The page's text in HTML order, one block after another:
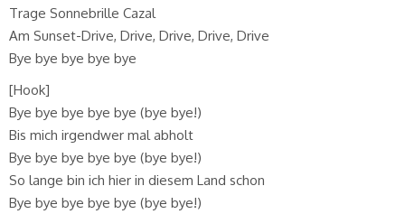
Trage Sonnebrille Cazal
Am Sunset-Drive, Drive, Drive, Drive, Drive
Bye bye bye bye bye
[Hook]
Bye bye bye bye bye (bye bye!)
Bis mich irgendwer mal abholt
Bye bye bye bye bye (bye bye!)
So lange bin ich hier in diesem Land schon
Bye bye bye bye bye (bye bye!)